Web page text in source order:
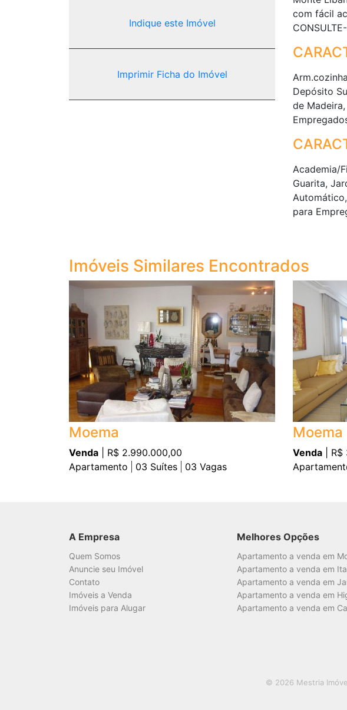
Indique este Imóvel
Imprimir Ficha do Imóvel
com fácil
Depósito
de
Academia/
Guarita,
para
Imóveis Similares Encontrados
Moema
Venda | R$ 2.990.000,00
Apartamento
03 Suítes 03 Vagas
Moema
Venda |
A Empresa
Quem Somos
Anuncie seu Imóvel
Contato
Imóveis a Venda
Imóveis para Alugar
Melhores Opções
Apartamento a venda em
Apartamento a venda em
Apartamento a venda em
Apartamento a venda em
Apartamento a venda em
© 2026 Mestria